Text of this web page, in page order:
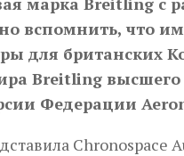
вспомнить, что
для британских
Breitling
Федерации